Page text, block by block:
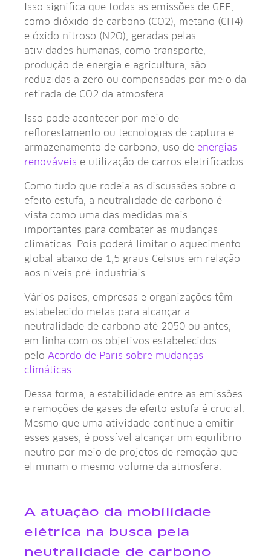
Isso significa que todas as emissões de GEE,
como dióxido de carbono (CO2), metano (CH4)
e óxido nitroso (N2O), geradas pelas
atividades humanas, como transporte,
produção de energia e agricultura, são
reduzidas a zero ou compensadas por meio da
retirada de CO2 da atmosfera.
Isso pode acontecer por meio de
reflorestamento ou tecnologias de captura e
armazenamento de carbono, uso de energias
renováveis e utilização de carros eletrificados.
Como tudo que rodeia as discussões sobre o
efeito estufa, a neutralidade de carbono é
vista como uma das medidas mais
importantes para combater as mudanças
climáticas. Pois poderá limitar o aquecimento
global abaixo de 1,5 graus Celsius em relação
aos níveis pré-industriais.
Vários países, empresas e organizações têm
estabelecido metas para alcançar a
neutralidade de carbono até 2050 ou antes,
em linha com os objetivos estabelecidos
pelo Acordo de Paris sobre mudanças
climáticas.
Dessa forma, a estabilidade entre as emissões
e remoções de gases de efeito estufa é crucial.
Mesmo que uma atividade continue a emitir
esses gases, é possível alcançar um equilíbrio
neutro por meio de projetos de remoção que
eliminam o mesmo volume da atmosfera.
A atuação da mobilidade
elétrica na busca pela
neutralidade de carbono